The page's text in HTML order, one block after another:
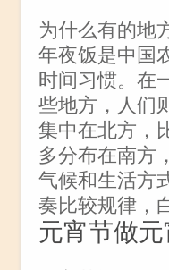
为什么有的地
年夜饭是中国
时间习惯。在
些地方，人们
集中在北方，
多分布在南方
气候和生活方
奏比较规律，
元宵节做